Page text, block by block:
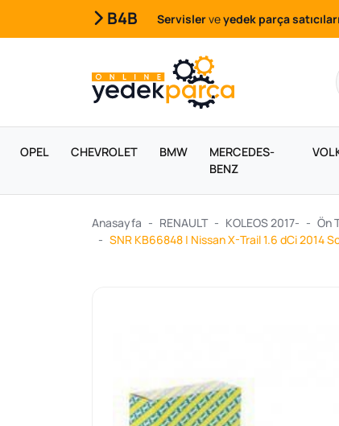
B4B Servislerveyedek parça satıcıları
OPEL CHEVROLET BMW
MERCEDES-
BENZ
Anasayfa RENAULT KOLEOS 2017-
Ön
SNR KB66848 | Nissan X-Trail 1.6 dCi 2014